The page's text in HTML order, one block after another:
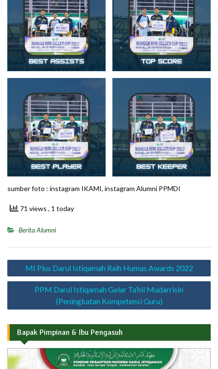
sumber foto : instagram IKAMI, instagram Alumni PPMDI
71 views , 1 today
Berita Alumni
Navigasi
pos
MI Plus Darul Istiqamah Raih Humas Awards 2022
PPM Darul Istiqamah Gelar Ta’hil Mudarrisin
(Peningkatan Kompetensi Guru)
Bapak Pimpinan & Ibu Pengasuh